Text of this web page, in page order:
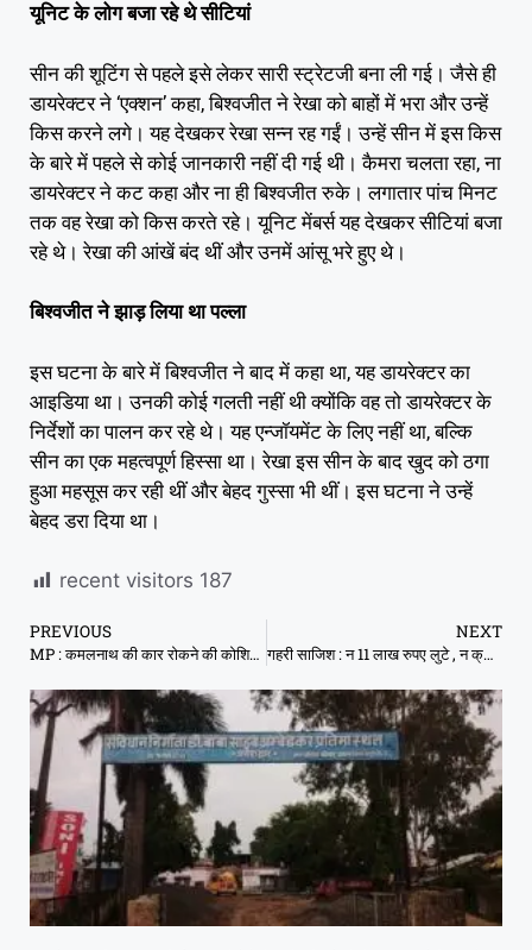
यूनिट के लोग बजा रहे थे सीटियां
सीन की शूटिंग से पहले इसे लेकर सारी स्ट्रेटजी बना ली गई। जैसे ही
डायरेक्टर ने ‘एक्शन’ कहा, बिश्वजीत ने रेखा को बाहों में भरा और उन्हें
किस करने लगे। यह देखकर रेखा सन्न रह गईं। उन्हें सीन में इस किस
के बारे में पहले से कोई जानकारी नहीं दी गई थी। कैमरा चलता रहा, ना
डायरेक्टर ने कट कहा और ना ही बिश्वजीत रुके। लगातार पांच मिनट
तक वह रेखा को किस करते रहे। यूनिट मेंबर्स यह देखकर सीटियां बजा
रहे थे। रेखा की आंखें बंद थीं और उनमें आंसू भरे हुए थे।
बिश्वजीत ने झाड़ लिया था पल्ला
इस घटना के बारे में बिश्वजीत ने बाद में कहा था, यह डायरेक्टर का
आइडिया था। उनकी कोई गलती नहीं थी क्योंकि वह तो डायरेक्टर के
निर्देशों का पालन कर रहे थे। यह एन्जॉयमेंट के लिए नहीं था, बल्कि
सीन का एक महत्वपूर्ण हिस्सा था। रेखा इस सीन के बाद खुद को ठगा
हुआ महसूस कर रही थीं और बेहद गुस्सा भी थीं। इस घटना ने उन्हें
बेहद डरा दिया था।
recent visitors 187
PREVIOUS
MP : कमलनाथ की कार रोकने की कोशिश; भाजयुमो कार्यकर्ताओं ने पथराव किया, काले झंडे दिखाए
NEXT
गहरी साजिश : न 11 लाख रुपए लुटे , न क्रॉकरी कारोबारी जिंदा जला, वह जिंदा है, गिरफ्तार